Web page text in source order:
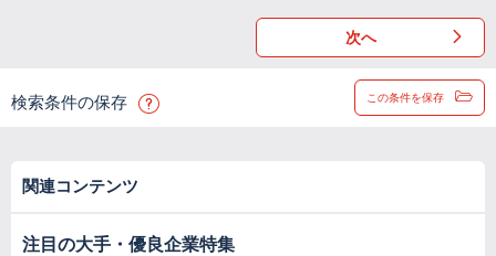
次へ
検索条件の保存 この条件を保存
関連コンテンツ
注目の大手・優良企業特集